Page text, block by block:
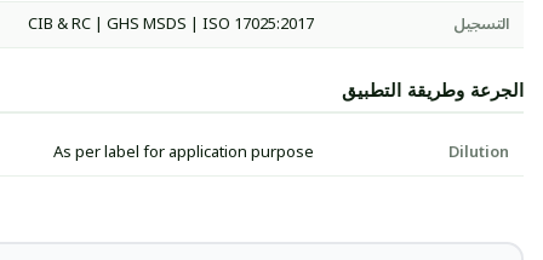
التسجيل
CIB & RC | GHS MSDS | ISO 17025:2017
الجرعة وطريقة التطبيق
Dilution
As per label for application purpose